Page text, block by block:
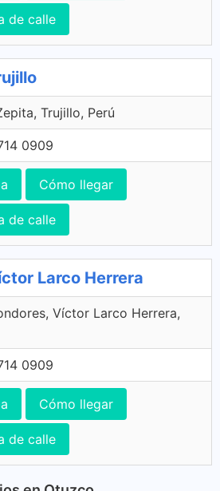
de calle
Trujillo, Perú
0909
Cómo llegar
de calle
Larco Herrera
Víctor Larco Herrera,
0909
Cómo llegar
de calle